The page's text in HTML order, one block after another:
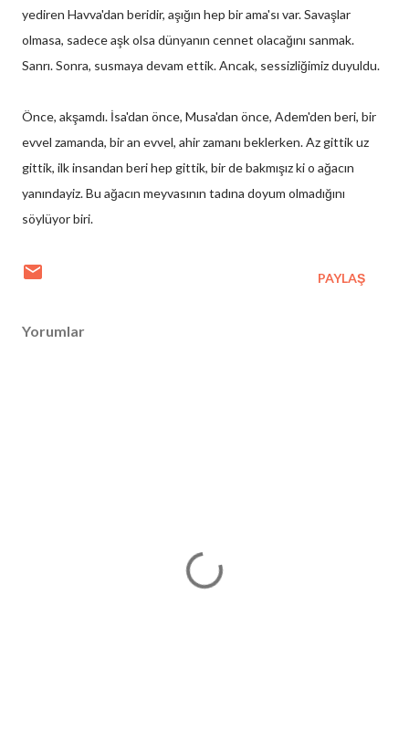
yediren Havva'dan beridir, aşığın hep bir ama'sı var. Savaşlar
olmasa, sadece aşk olsa dünyanın cennet olacağını sanmak.
Sanrı. Sonra, susmaya devam ettik. Ancak, sessizliğimiz duyuldu.
Önce, akşamdı. İsa'dan önce, Musa'dan önce, Adem'den beri, bir
evvel zamanda, bir an evvel, ahir zamanı beklerken. Az gittik uz
gittik, ilk insandan beri hep gittik, bir de bakmışız ki o ağacın
yanındayiz. Bu ağacın meyvasının tadına doyum olmadığını
söylüyor biri.
PAYLAŞ
Yorumlar